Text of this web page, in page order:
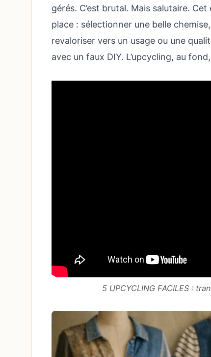
gérés. C’est brutal. Mais salutaire. Cet
place : sélectionner une belle
revaloriser vers un usage ou une
avec un faux DIY. L’upcycling, au
5 UPCYCLING FACILES :